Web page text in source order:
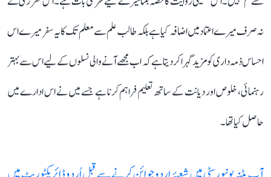
نہ صرف میرے اعتماد میں اضافہ کیا ہے بلکہ طالب علم سے معلم تک کا یہ سفر میرے اس
احساس ذمہ داری کو مزید گہرا کر دیتا ہے کہ اب مجھے آنے والی نسلوں کے لیے اس سے بہتر
رہنمائی، خلوص اور دیانت کے ساتھ تعلیم فراہم کرنا ہے جسے میں نے اس ادارے میں
حاصل کیا تھا۔